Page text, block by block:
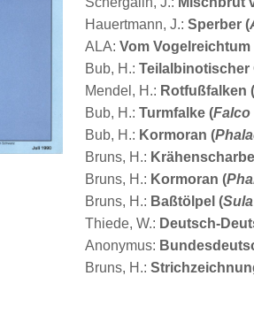
Hauertmann, J.: Sperber (
ALA: Vom
Bub, H.: Teilalbinotischer
Mendel, H.: Rotfußfalken (
Bub, H.: Turmfalke (
Bub, H.: Kormoran (
Bruns, H.:
Bruns, H.: Kormoran (
Bruns, H.: Baßtölpel (
Thiede, W.: Deutsch-
Anonymus:
Bruns, H.: